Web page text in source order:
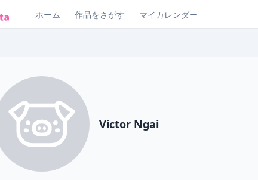
ホーム 作品をさがす マイカレンダー
Victor Ngai